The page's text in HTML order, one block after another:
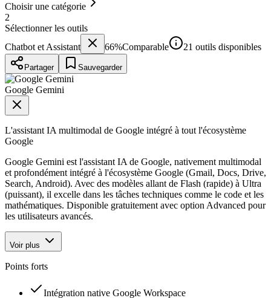
Choisir une catégorie
2
Sélectionner les outils
Chatbot et Assistant
66%Comparable 21 outils disponibles
Partager Sauvegarder
Google Gemini
L'assistant IA multimodal de Google intégré à tout l'écosystème
Google
Google Gemini est l'assistant IA de Google, nativement multimodal
et profondément intégré à l'écosystème Google (Gmail, Docs, Drive,
Search, Android). Avec des modèles allant de Flash (rapide) à Ultra
(puissant), il excelle dans les tâches techniques comme le code et les
mathématiques. Disponible gratuitement avec option Advanced pour
les utilisateurs avancés.
Voir plus
Points forts
Intégration native Google Workspace